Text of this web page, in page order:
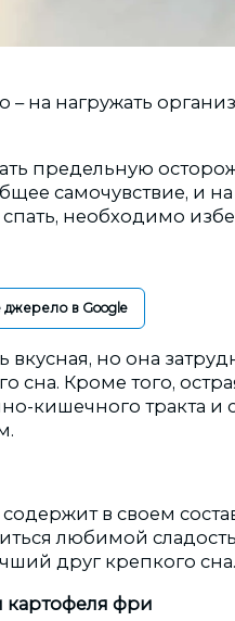
– на нагружать
предельную
самочувствие, и
необходимо
в Google
но она
сна. Кроме того,
кишечного тракта и
в своем
любимой
друг крепкого сна.
картофеля фри